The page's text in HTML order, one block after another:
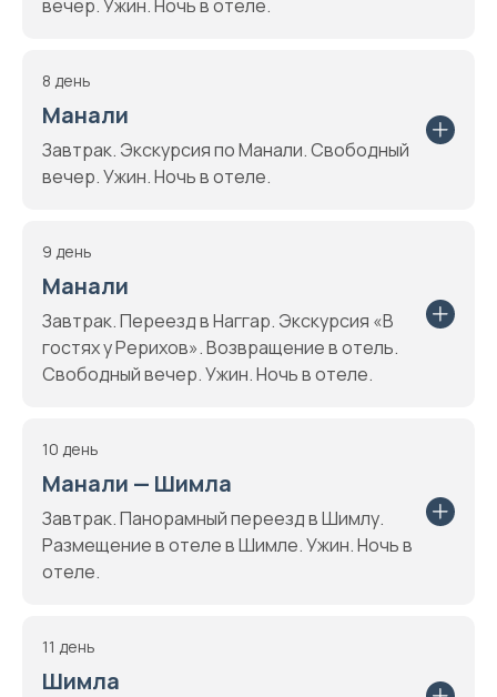
вечер. Ужин. Ночь в отеле.
8 день
Манали
Завтрак. Экскурсия по Манали. Свободный
вечер. Ужин. Ночь в отеле.
9 день
Манали
Завтрак. Переезд в Наггар. Экскурсия «В
гостях у Рерихов». Возвращение в отель.
Свободный вечер. Ужин. Ночь в отеле.
10 день
Манали — Шимла
Завтрак. Панорамный переезд в Шимлу.
Размещение в отеле в Шимле. Ужин. Ночь в
отеле.
11 день
Шимла